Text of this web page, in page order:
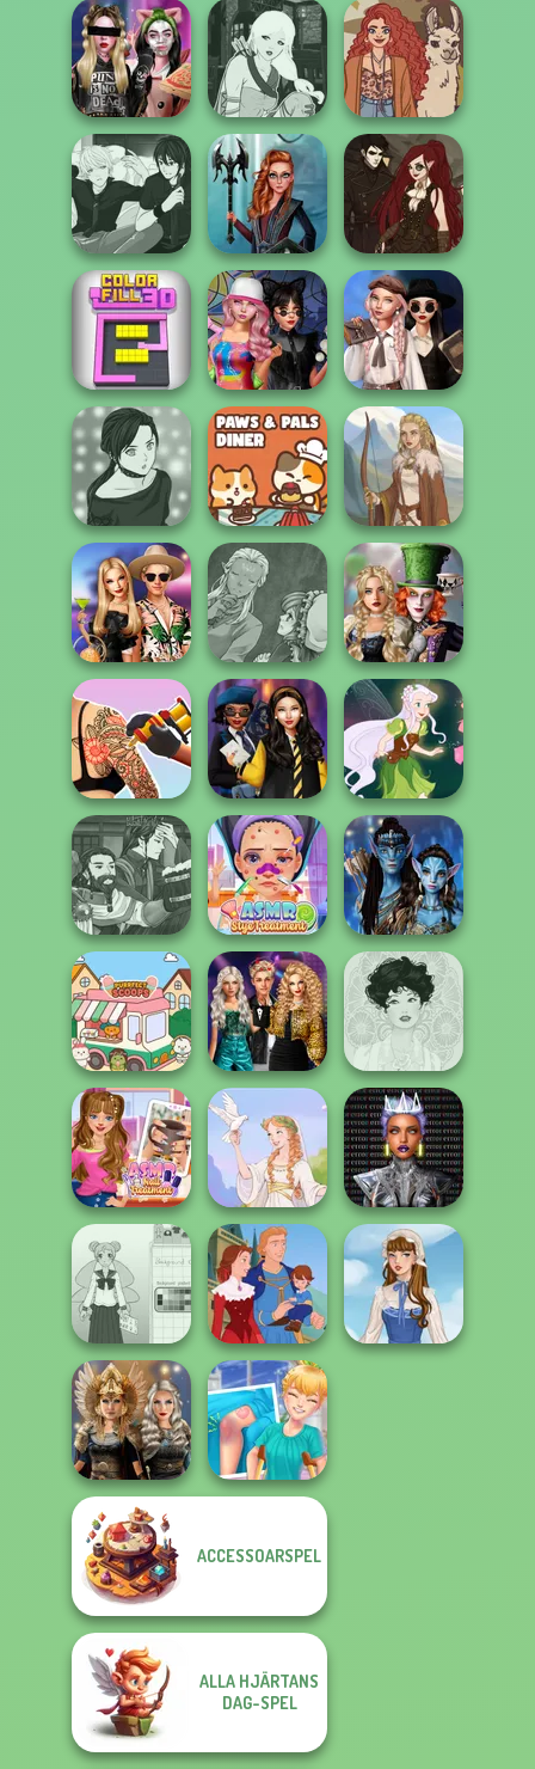
Manga Creator -
Fantasy World...
Samurai Spirit
Legacy of Honor
Kartoon Princess
Billie's Weekly
Planner
Manga Creator -
Fantasy World...
Pomegranate
Pop: Autumn
Fashio...
Manga Creator -
Rebels Page 3
Centaur
Princesses
The Alchemist:
Steampunk PFP
M...
Color Fill 3D
Spin The Bottle
Style Exchange...
Wednesday's
Breakup
Handbook
Manga Creator -
Rebels Page 2
Paws & Pals
Diner
Viking Woman
BFFs' Birthday
Bash For Babs
Manga Creator
World Of
Fantasy...
Alice and
Friends:
Enchanted W...
Tattoo Master 3D:
Crazy Art
Hogwarts
Princesses
Pixie Friends
Manga Creator
World Of
Fantasy...
ASMR Stye
Treatment
Avatar Na'vi
Warriors Saga
Purr-fect Scoops
Party Crashers
Ex-Boyfriend
Ed...
Belle Époque
ASMR Nail
Treatment
Greek Gods
Cyber Chic
Makeover
Queens
School Girl Dress
Up V3
Life Story
Norse
Goddesses
Knee Case
ACCESSOARSPEL
ALLA HJÄRTANS
DAG-SPEL